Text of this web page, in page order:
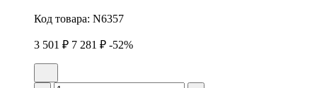
Код товара: N6357
3 501 ₽ 7 281 ₽ -52%